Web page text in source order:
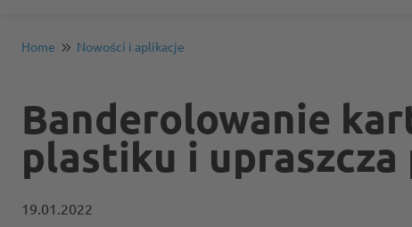
Home Nowości i aplikacje
Banderolowanie
plastiku i upraszcza
19.01.2022